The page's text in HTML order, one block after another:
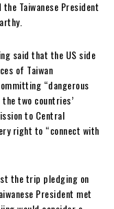
Taiwanese President
said that the US side
of Taiwan
“dangerous
two countries’
to Central
right to “connect with
the trip pledging on
President met